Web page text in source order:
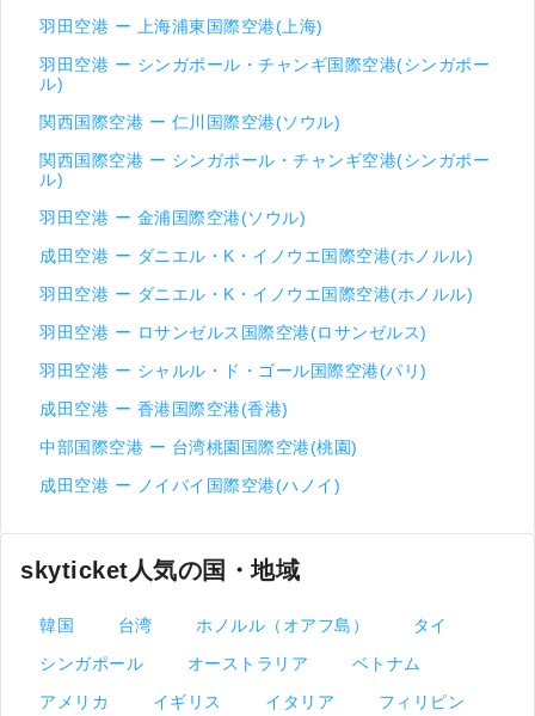
羽田空港 ー 上海浦東国際空港(上海)
羽田空港 ー シンガポール・チャンギ国際空港(シンガポー
ル)
関西国際空港 ー 仁川国際空港(ソウル)
関西国際空港 ー シンガポール・チャンギ空港(シンガポー
ル)
羽田空港 ー 金浦国際空港(ソウル)
成田空港 ー ダニエル・K・イノウエ国際空港(ホノルル)
羽田空港 ー ダニエル・K・イノウエ国際空港(ホノルル)
羽田空港 ー ロサンゼルス国際空港(ロサンゼルス)
羽田空港 ー シャルル・ド・ゴール国際空港(パリ)
成田空港 ー 香港国際空港(香港)
中部国際空港 ー 台湾桃園国際空港(桃園)
成田空港 ー ノイバイ国際空港(ハノイ)
skyticket人気の国・地域
韓国 台湾 ホノルル（オアフ島）
タイ
シンガポール
オーストラリア
ベトナム
アメリカ
イギリス イタリア
フィリピン